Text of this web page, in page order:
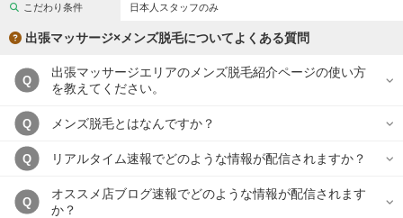
こだわり条件を変更
閉じる
こだわり条件 日本人スタッフのみ
出張マッサージ×メンズ脱毛についてよくある質問
Q
出張マッサージエリアのメンズ脱毛紹介ページの使い方
を教えてください。
Q メンズ脱毛とはなんですか？
Q リアルタイム速報でどのような情報が配信されますか？
Q
オススメ店ブログ速報でどのような情報が配信されます
か？